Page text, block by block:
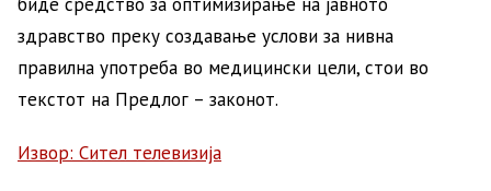
здравство преку создавање услови за нивна
правилна употреба во медицински цели, стои во
текстот на Предлог – законот.
Извор: Сител телевизија